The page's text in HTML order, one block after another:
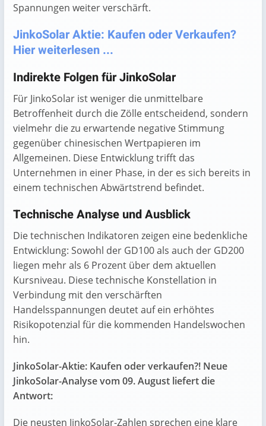
Spannungen weiter verschärft.
JinkoSolar Aktie: Kaufen oder Verkaufen?
Hier weiterlesen ...
Indirekte Folgen für JinkoSolar
Für JinkoSolar ist weniger die unmittelbare
Betroffenheit durch die Zölle entscheidend, sondern
vielmehr die zu erwartende negative Stimmung
gegenüber chinesischen Wertpapieren im
Allgemeinen. Diese Entwicklung trifft das
Unternehmen in einer Phase, in der es sich bereits in
einem technischen Abwärtstrend befindet.
Technische Analyse und Ausblick
Die technischen Indikatoren zeigen eine bedenkliche
Entwicklung: Sowohl der GD100 als auch der GD200
liegen mehr als 6 Prozent über dem aktuellen
Kursniveau. Diese technische Konstellation in
Verbindung mit den verschärften
Handelsspannungen deutet auf ein erhöhtes
Risikopotenzial für die kommenden Handelswochen
hin.
JinkoSolar-Aktie: Kaufen oder verkaufen?! Neue
JinkoSolar-Analyse vom 09. August liefert die
Antwort:
Die neusten JinkoSolar-Zahlen sprechen eine klare